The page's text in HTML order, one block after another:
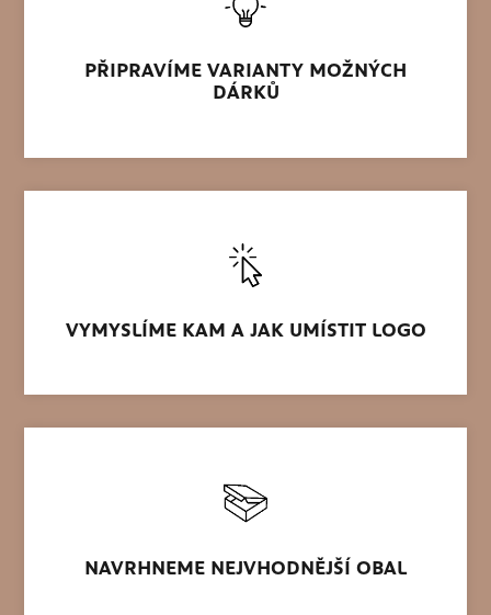
PŘIPRAVÍME VARIANTY MOŽNÝCH
DÁRKŮ
VYMYSLÍME KAM A JAK UMÍSTIT LOGO
NAVRHNEME NEJVHODNĚJŠÍ OBAL